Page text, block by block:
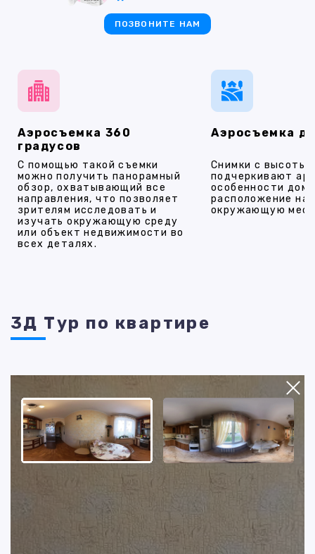
Аэросъемка 360
градусов
С помощью такой съемки
можно получить панорамный
обзор, охватывающий все
направления, что позволяет
зрителям исследовать и
изучать окружающую среду
или объект недвижимости во
всех деталях.
Аэросъемка
Снимки с высоты
подчеркивают
особенности
расположение на
окружающую
ПОЗВОНИТЕ НАМ
3Д Тур по квартире